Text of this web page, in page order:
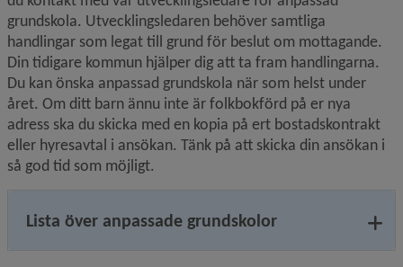
grundskola. Utvecklingsledaren behöver samtliga
handlingar som legat till grund för beslut om mottagande.
Din tidigare kommun hjälper dig att ta fram handlingarna.
Du kan önska anpassad grundskola när som helst under
året. Om ditt barn ännu inte är folkbokförd på er nya
adress ska du skicka med en kopia på ert bostadskontrakt
eller hyresavtal i ansökan. Tänk på att skicka din ansökan i
så god tid som möjligt.
Lista över anpassade grundskolor